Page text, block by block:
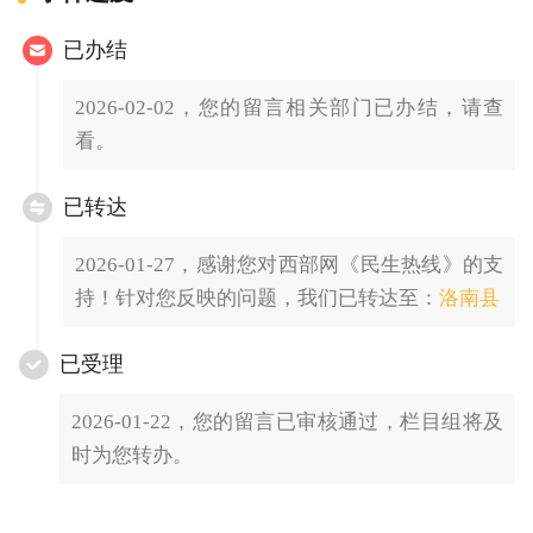
已办结
2026-02-02，您的留言相关部门已办结，请查
看。
已转达
2026-01-27，感谢您对西部网《民生热线》的支
持！针对您反映的问题，我们已转达至： 洛南县
已受理
2026-01-22，您的留言已审核通过，栏目组将及
时为您转办。